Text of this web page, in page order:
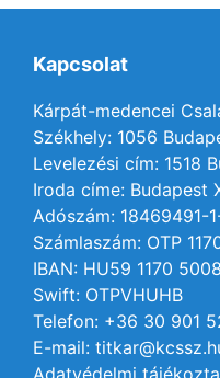
Kapcsolat
Kárpát-medencei
Székhely: 1056
Levelezési cím: 1518
Iroda címe: Budapest
Adószám: 18469491-
Számlaszám: OTP
IBAN: HU59 1170
Swift: OTPVHUHB
Telefon: +36 30 901
E-mail:
Adatvédelmi